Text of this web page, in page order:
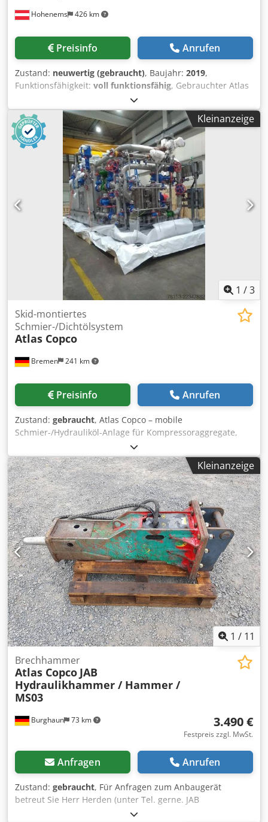
Hohenems 426 km
Preisinfo Anrufen
Zustand: neuwertig (gebraucht), Baujahr: 2019,
Funktionsfähigkeit: voll funktionsfähig, Gebrauchter Atlas
Copco FX6 Kältetrockner 2,34 m3/min 14 bar Baujahr: 2019
Chjdpfozrtbisx Akkja
Kleinanzeige
1 /3
Bremen 241 km
Skid-montiertes
Schmier-/Dichtölsystem
Atlas Copco
Preisinfo Anrufen
Zustand: gebraucht, Atlas Copco – mobile
Schmier-/Hydrauliköl-Anlage für Kompressoraggregate,
bestehend aus einem Basisbehälter/Tank mit Pumpen,
Filtern, Kühlern und einem Ventilblock. Inklusive
Entleerungsbehälter sowie einer Auswahl an Ersatzteilen
und Dichtungen, wie in der untenstehenden, zum
Download bereitgestellten Liste aufgeführt. Hinweis: Der
Verkauf ist an die Bedingung geknüpft, dass der Käufer
innerhalb von 24 Stunden nach Abschluss des vorläufigen
Kaufvertrags eine zufriedenstellende Überprüfung der
Geschäftspartnerschaft (Business Partner Due Diligence
Check, BPDDC) und ein Formular zur Erklärung des
Endverbrauchers (End User Statement, EUS) vorlegt. Falls
der Käufer nicht der Endverbraucher ist, ist dies für jeden
Endverbraucher erforderlich. Die Formulare für die
BPDDC- und EUS-Überprüfung können von der Website
heruntergeladen werden. Chjdpfx Aozmadmjkkja
Kleinanzeige
1 / 11
Burghaun 73 km
Brechhammer
Atlas Copco JAB
Hydraulikhammer / Hammer /
MS03
3.490 €
Festpreis zzgl. MwSt.
Anfragen Anrufen
Zustand: gebraucht, Für Anfragen zum Anbaugerät
betreut Sie Herr Herden (unter Tel. gerne. JAB
Hydraulikhammer / Hammer / MS03 / lagernd & sofort